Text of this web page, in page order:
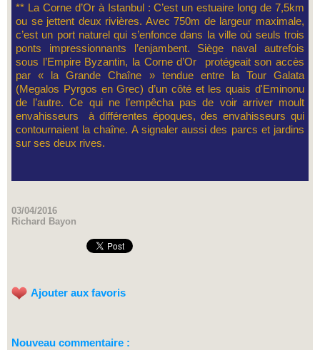
** La Corne d’Or à Istanbul : C’est un estuaire long de 7,5km
ou se jettent deux rivières. Avec 750m de largeur maximale,
c’est un port naturel qui s’enfonce dans la ville où seuls trois
ponts impressionnants l’enjambent. Siège naval autrefois
sous l’Empire Byzantin, la Corne d’Or protégeait son accès
par « la Grande Chaîne » tendue entre la Tour Galata
(Megalos Pyrgos en Grec) d’un côté et les quais d'Eminonu
de l’autre. Ce qui ne l’empêcha pas de voir arriver moult
envahisseurs à différentes époques, des envahisseurs qui
contournaient la chaîne. A signaler aussi des parcs et jardins
sur ses deux rives.
03/04/2016
Richard Bayon
Ajouter aux favoris
Nouveau commentaire :